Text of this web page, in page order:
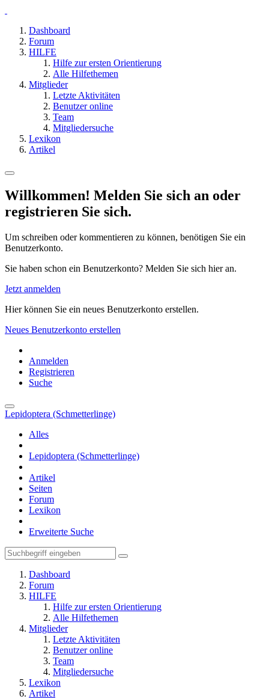
Dashboard
Forum
HILFE
Hilfe zur ersten Orientierung
Alle Hilfethemen
Mitglieder
Letzte Aktivitäten
Benutzer online
Team
Mitgliedersuche
Lexikon
Artikel
Willkommen! Melden Sie sich an oder
registrieren Sie sich.
Um schreiben oder kommentieren zu können, benötigen Sie ein
Benutzerkonto.
Sie haben schon ein Benutzerkonto? Melden Sie sich hier an.
Jetzt anmelden
Hier können Sie ein neues Benutzerkonto erstellen.
Neues Benutzerkonto erstellen
Anmelden
Registrieren
Suche
Lepidoptera (Schmetterlinge)
Alles
Lepidoptera (Schmetterlinge)
Artikel
Seiten
Forum
Lexikon
Erweiterte Suche
Dashboard
Forum
HILFE
Hilfe zur ersten Orientierung
Alle Hilfethemen
Mitglieder
Letzte Aktivitäten
Benutzer online
Team
Mitgliedersuche
Lexikon
Artikel